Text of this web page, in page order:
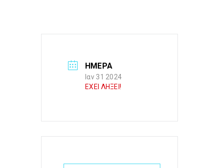
ΗΜΕΡΑ
Ιαν 31 2024
ΕΧΕΙ ΛΗΞΕΙ!